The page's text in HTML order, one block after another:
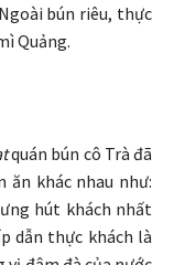
bún riêu, thực
Quảng.
quán bún cô Trà đã
ăn khác nhau như:
hút khách nhất
dẫn thực khách là